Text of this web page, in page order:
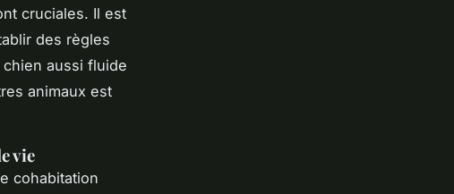
cruciales. Il est
des règles
aussi fluide
animaux est
vie
cohabitation